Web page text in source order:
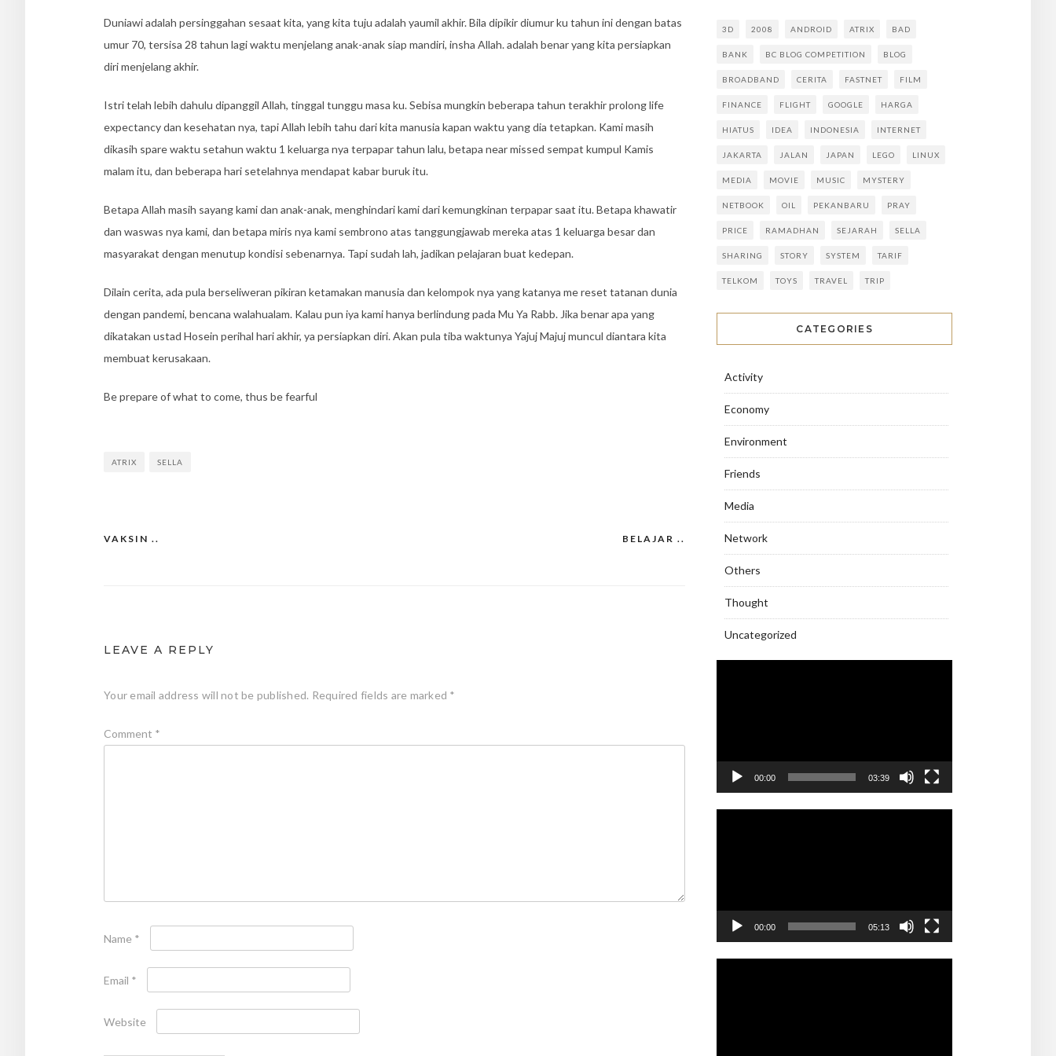
Duniawi adalah persinggahan sesaat kita, yang kita tuju adalah yaumil akhir. Bila dipikir diumur ku tahun ini dengan batas
umur 70, tersisa 28 tahun lagi waktu menjelang anak-anak siap mandiri, insha Allah. adalah benar yang kita persiapkan
diri menjelang akhir.
Istri telah lebih dahulu dipanggil Allah, tinggal tunggu masa ku. Sebisa mungkin beberapa tahun terakhir prolong life
expectancy dan kesehatan nya, tapi Allah lebih tahu dari kita manusia kapan waktu yang dia tetapkan. Kami masih
dikasih spare waktu setahun waktu 1 keluarga nya terpapar tahun lalu, betapa near missed sempat kumpul Kamis
malam itu, dan beberapa hari setelahnya mendapat kabar buruk itu.
Betapa Allah masih sayang kami dan anak-anak, menghindari kami dari kemungkinan terpapar saat itu. Betapa khawatir
dan waswas nya kami, dan betapa miris nya kami sembrono atas tanggungjawab mereka atas 1 keluarga besar dan
masyarakat dengan menutup kondisi sebenarnya. Tapi sudah lah, jadikan pelajaran buat kedepan.
Dilain cerita, ada pula berseliweran pikiran ketamakan manusia dan kelompok nya yang katanya me reset tatanan dunia
dengan pandemi, bencana walahualam. Kalau pun iya kami hanya berlindung pada Mu Ya Rabb. Jika benar apa yang
dikatakan ustad Hosein perihal hari akhir, ya persiapkan diri. Akan pula tiba waktunya Yajuj Majuj muncul diantara kita
membuat kerusakaan.
Be prepare of what to come, thus be fearful
ATRIX SELLA
Post
BELAJAR ..
VAKSIN ..
LEAVE A REPLY
Your email address will not be published. Required fields are marked *
Comment *
Name *
Email *
Website
3D 2008 ANDROID ATRIX BAD
BANK BC BLOG COMPETITION BLOG
BROADBAND CERITA FASTNET FILM
FINANCE FLIGHT GOOGLE HARGA
HIATUS IDEA INDONESIA INTERNET
JAKARTA JALAN JAPAN LEGO LINUX
MEDIA MOVIE MUSIC MYSTERY
NETBOOK OIL PEKANBARU PRAY
PRICE RAMADHAN SEJARAH SELLA
SHARING STORY SYSTEM TARIF
TELKOM TOYS TRAVEL TRIP
CATEGORIES
Activity
Economy
Environment
Friends
Media
Network
Others
Thought
Uncategorized
00:00 03:39
00:00 05:13